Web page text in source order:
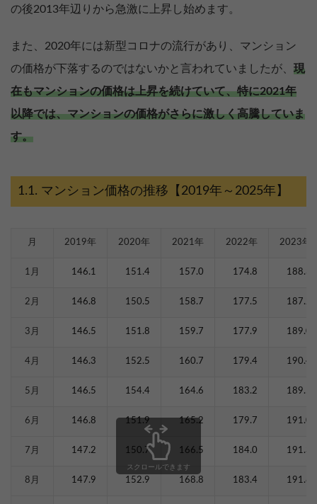
の後2013年辺りから急激に上昇し始めます。
また、2020年には新型コロナの流行があり、マンション
の価格が下落するのではないかと言われていましたが、 現
在もマンションの価格は上昇を続けていて、特に2021年
以降では、マンションの価格がさらに激しく高騰していま
す。
マンション価格の推移【2019年～2025年】
月 2019年 2020年 2021年 2022年 2023年
1月 146.1 151.4 157.0 174.8 188.3
2月 146.8 150.5 158.7 177.5 187.2
3月 146.5 151.8 159.7 177.9 189.0
4月 146.3 152.5 160.7 179.4 190.4
5月 146.5 154.4 164.6 183.2 189.5
6月 146.8 151.9 165.2 179.7 191.0
7月 147.2 150.7 166.5 184.0 191.3
8月 147.9 152.9 168.8 183.4 191.8
スクロールできます